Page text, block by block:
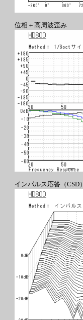
位相＋高周波歪み
インパルス応答（CSD）